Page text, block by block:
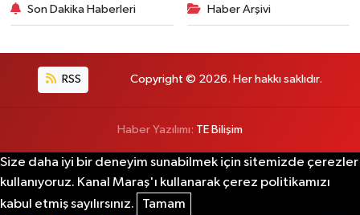
Son Dakika Haberleri Haber Arşivi
RSS Copyright © 2026. Her hakkı saklıdır.
Haber Yazılımı: TE Bilişim
Size daha iyi bir deneyim sunabilmek için sitemizde çerezler
kullanıyoruz. Kanal Maraş'ı kullanarak çerez politikamızı
kabul etmiş sayılırsınız.
Tamam